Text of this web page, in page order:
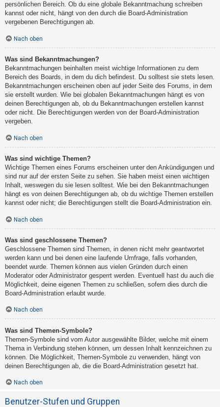
persönlichen Bereich. Ob du eine globale Bekanntmachung schreiben
kannst oder nicht, hängt von den durch die Board-Administration
vergebenen Berechtigungen ab.
Nach oben
Was sind Bekanntmachungen?
Bekanntmachungen beinhalten meist wichtige Informationen zu dem
Bereich des Boards, in dem du dich befindest. Du solltest sie stets lesen.
Bekanntmachungen erscheinen oben auf jeder Seite des Forums, in dem
sie erstellt wurden. Wie bei globalen Bekanntmachungen hängt es von
deinen Berechtigungen ab, ob du Bekanntmachungen erstellen kannst
oder nicht. Die Berechtigungen werden von der Board-Administration
vergeben.
Nach oben
Was sind wichtige Themen?
Wichtige Themen eines Forums erscheinen unter den Ankündigungen und
sind nur auf der ersten Seite zu sehen. Sie haben meist einen wichtigen
Inhalt, weswegen du sie lesen solltest. Wie bei den Bekanntmachungen
hängt es von deinen Berechtigungen ab, ob du wichtige Themen erstellen
kannst oder nicht; die Berechtigungen stellt die Board-Administration ein.
Nach oben
Was sind geschlossene Themen?
Geschlossene Themen sind Themen, in denen nicht mehr geantwortet
werden kann und bei denen eine laufende Umfrage, falls vorhanden,
beendet wurde. Themen können aus vielen Gründen durch einen
Moderator oder Administrator gesperrt werden. Eventuell hast du auch die
Möglichkeit, deine eigenen Themen zu schließen, sofern dies durch die
Board-Administration erlaubt wurde.
Nach oben
Was sind Themen-Symbole?
Themen-Symbole sind vom Autor ausgewählte Bilder, welche mit einem
Thema in Verbindung stehen können, um dessen Inhalt kennzeichnen zu
können. Die Möglichkeit, Themen-Symbole zu verwenden, hängt von
deinen Berechtigungen ab, die die Board-Administration gesetzt hat.
Nach oben
Benutzer-Stufen und Gruppen